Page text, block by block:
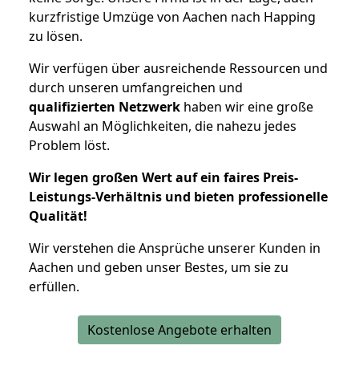
kurzfristige Umzüge von Aachen nach Happing
zu lösen.
Wir verfügen über ausreichende Ressourcen und
durch unseren umfangreichen und
qualifizierten Netzwerk haben wir eine große
Auswahl an Möglichkeiten, die nahezu jedes
Problem löst.
Wir legen großen Wert auf ein faires Preis-
Leistungs-Verhältnis und bieten professionelle
Qualität!
Wir verstehen die Ansprüche unserer Kunden in
Aachen und geben unser Bestes, um sie zu
erfüllen.
Kostenlose Angebote erhalten